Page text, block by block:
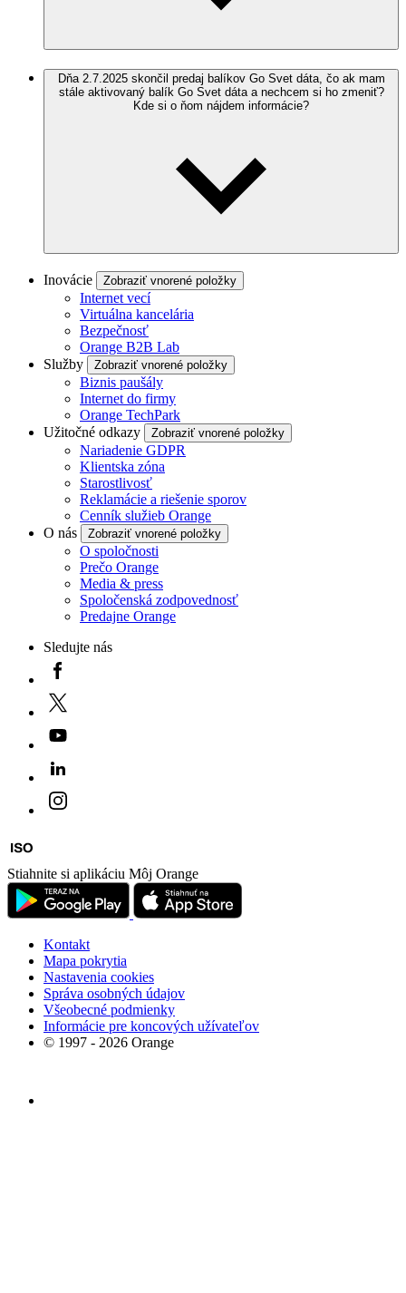
Dňa 2.7.2025 skončil predaj balíkov Go Svet dáta, čo ak mam
stále aktivovaný balík Go Svet dáta a nechcem si ho zmeniť?
Kde si o ňom nájdem informácie?
Inovácie Zobraziť vnorené položky
Internet vecí
Virtuálna kancelária
Bezpečnosť
Orange B2B Lab
Služby
Zobraziť vnorené položky
Biznis paušály
Internet do firmy
Orange TechPark
Užitočné odkazy
Zobraziť vnorené položky
Nariadenie GDPR
Klientska zóna
Starostlivosť
Reklamácie a riešenie sporov
Cenník služieb Orange
O nás
Zobraziť vnorené položky
O spoločnosti
Prečo Orange
Media & press
Spoločenská zodpovednosť
Predajne Orange
Sledujte nás
Stiahnite si aplikáciu Môj Orange
Kontakt
Mapa pokrytia
Nastavenia cookies
Správa osobných údajov
Všeobecné podmienky
Informácie pre koncových užívateľov
© 1997 - 2026 Orange